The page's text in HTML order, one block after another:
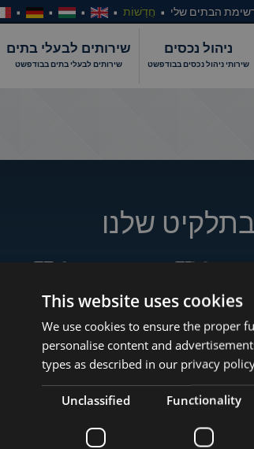
הבתים שלי חֲדָשׁוֹת
ניהול נכסים
שירותי ניהול נכסים בבודפשט
שירותים לבעלי בתים
שירותים לבעלי בתים בבודפשט
שלנו
www.tower-
www.towerassistance.com
This website uses cookies
We use cookies to ensure the proper
personalise content and
types as described in our privacy
Functionality
Unclassified